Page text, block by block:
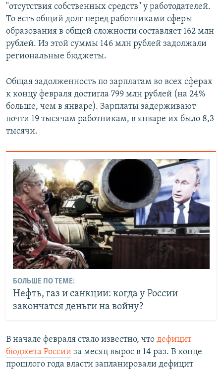
"отсутствия собственных средств" у работодателей.
То есть общий долг перед работниками сферы
образования в общей сложности составляет 162 млн
рублей. Из этой суммы 146 млн рублей задолжали
региональные бюджеты.
Общая задолженность по зарплатам во всех сферах
к концу февраля достигла 799 млн рублей (на 24%
больше, чем в январе). Зарплаты задерживают
почти 19 тысячам работникам, в январе их было 8,3
тысячи.
БОЛЬШЕ ПО ТЕМЕ:
Нефть, газ и санкции: когда у России
закончатся деньги на войну?
В начале февраля стало известно, что дефицит
бюджета России за месяц вырос в 14 раз. В конце
прошлого года власти запланировали дефицит